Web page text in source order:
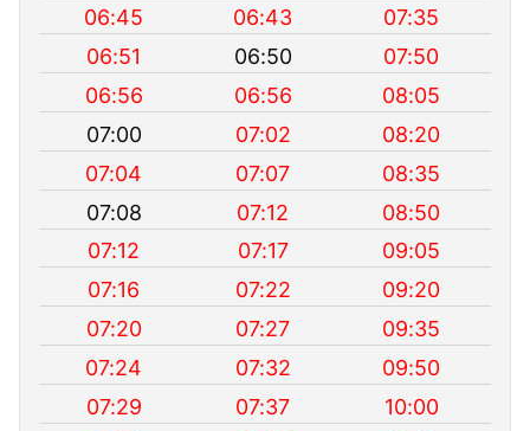
06:45
06:43
07:35
06:51
06:50
07:50
06:56
06:56
08:05
07:00
07:02
08:20
07:04
07:07
08:35
07:08
07:12
08:50
07:12
07:17
09:05
07:16
07:22
09:20
07:20
07:27
09:35
07:24
07:32
09:50
07:29
07:37
10:00